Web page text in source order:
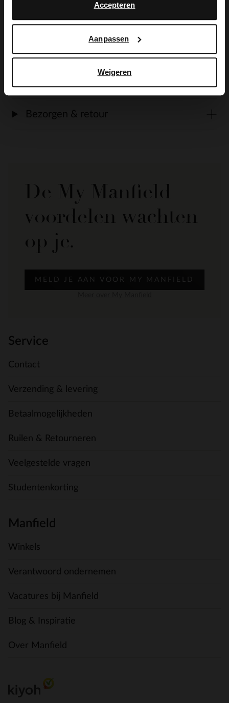
Accepteren
Aanpassen
Weigeren
Alles over dit product
Bezorgen & retour
De My Manfield
voordelen wachten
op je.
MELD JE AAN VOOR MY MANFIELD
Service
Contact
Verzending & levering
Betaalmogelijkheden
Ruilen & Retourneren
Veelgestelde vragen
Studentenkorting
Manfield
Winkels
Verantwoord ondernemen
Vacatures bij Manfield
Blog & Inspiratie
Over Manfield